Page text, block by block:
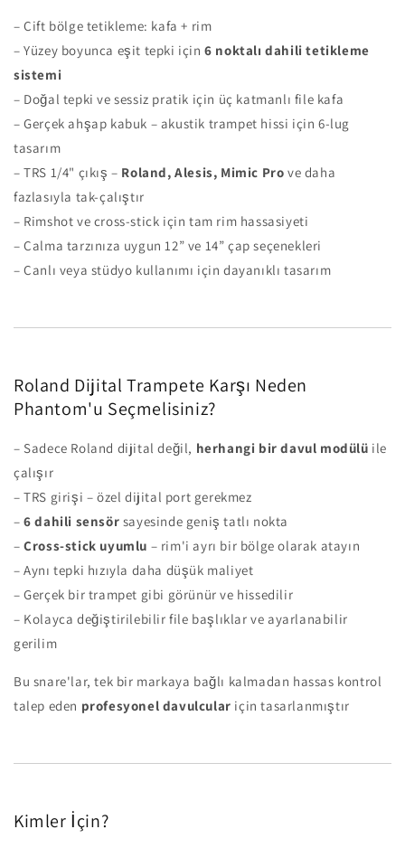
– Çift bölge tetikleme: kafa + rim
– Yüzey boyunca eşit tepki için6 noktalı dahili tetikleme
sistemi
– Doğal tepki ve sessiz pratik için üç katmanlı file kafa
– Gerçek ahşap kabuk – akustik trampet hissi için 6-lug
tasarım
– TRS 1/4" çıkış – Roland, Alesis, Mimic Pro ve daha
fazlasıyla tak-çalıştır
– Rimshot ve cross-stick için tam rim hassasiyeti
– Çalma tarzınıza uygun 12” ve 14” çap seçenekleri
– Canlı veya stüdyo kullanımı için dayanıklı tasarım
Roland Dijital Trampete Karşı Neden
Phantom'u Seçmelisiniz?
– Sadece Roland dijital değil, herhangi bir davul modülü ile
çalışır
– TRS girişi – özel dijital port gerekmez
–6 dahili sensör sayesinde geniş tatlı nokta
–Cross-stick uyumlu – rim'i ayrı bir bölge olarak atayın
– Aynı tepki hızıyla daha düşük maliyet
– Gerçek bir trampet gibi görünür ve hissedilir
– Kolayca değiştirilebilir file başlıklar ve ayarlanabilir
gerilim
Bu snare'lar, tek bir markaya bağlı kalmadan hassas kontrol
talep eden profesyonel davulcular için tasarlanmıştır
Kimler İçin?